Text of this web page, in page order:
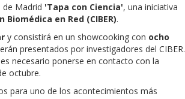
de Madrid 'Tapa con Ciencia', una iniciativa
en Red (CIBER).
y consistirá en un showcooking con ocho
presentados por investigadores del CIBER.
necesario ponerse en contacto con la
octubre.
para uno de los acontecimientos más